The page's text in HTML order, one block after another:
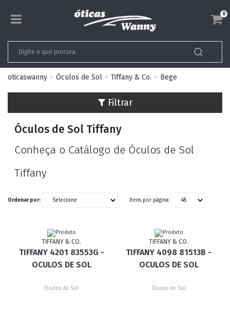
0
oticaswanny Óculos de Sol Tiffany & Co. Bege
Filtrar
Óculos de Sol Tiffany
Conheça o Catálogo de Óculos de Sol
Tiffany
Ordenar por: Itens por página:
TIFFANY & CO.
TIFFANY 4201 83553G -
OCULOS DE SOL
Óculos de Sol
TIFFANY & CO.
TIFFANY 4098 81513B -
OCULOS DE SOL
Óculos de Sol